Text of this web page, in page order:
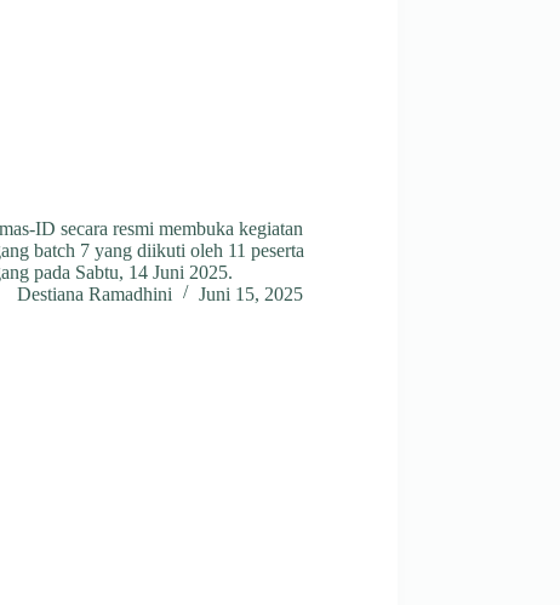
ID secara resmi membuka kegiatan
batch 7 yang diikuti oleh 11 peserta
pada Sabtu, 14 Juni 2025.
Destiana Ramadhini
Juni 15, 2025